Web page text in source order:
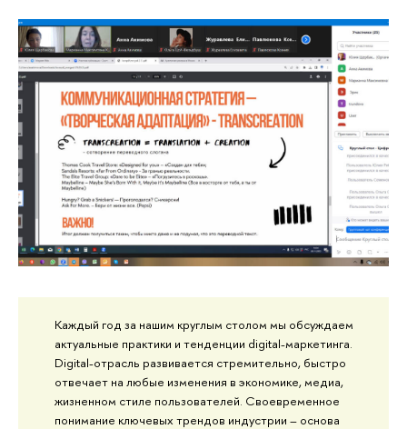
Каждый год за нашим круглым столом мы обсуждаем
актуальные практики и тенденции digital-маркетинга.
Digital-отрасль развивается стремительно, быстро
отвечает на любые изменения в экономике, медиа,
жизненном стиле пользователей. Своевременное
понимание ключевых трендов индустрии – основа